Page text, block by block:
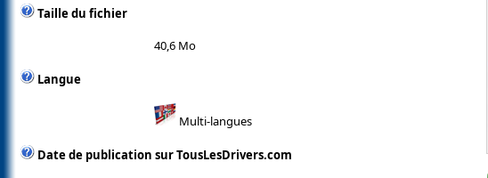
Taille du fichier
40,6 Mo
Langue
Multi-langues
Date de publication sur TousLesDrivers.com